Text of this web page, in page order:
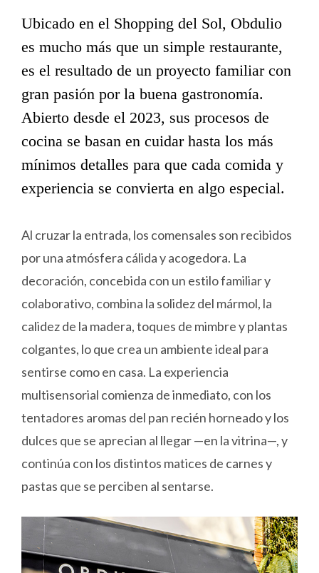
Ubicado en el Shopping del Sol, Obdulio
es mucho más que un simple restaurante,
es el resultado de un proyecto familiar con
gran pasión por la buena gastronomía.
Abierto desde el 2023, sus procesos de
cocina se basan en cuidar hasta los más
mínimos detalles para que cada comida y
experiencia se convierta en algo especial.
Al cruzar la entrada, los comensales son recibidos
por una atmósfera cálida y acogedora. La
decoración, concebida con un estilo familiar y
colaborativo, combina la solidez del mármol, la
calidez de la madera, toques de mimbre y plantas
colgantes, lo que crea un ambiente ideal para
sentirse como en casa. La experiencia
multisensorial comienza de inmediato, con los
tentadores aromas del pan recién horneado y los
dulces que se aprecian al llegar —en la vitrina—, y
continúa con los distintos matices de carnes y
pastas que se perciben al sentarse.